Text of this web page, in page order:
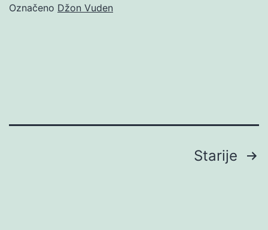
Označeno Džon Vuden
Starije